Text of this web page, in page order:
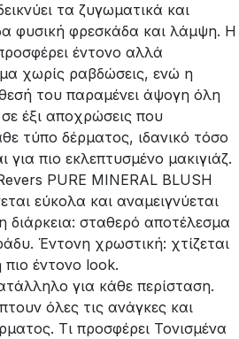
τα ζυγωματικά και
φυσική φρεσκάδα και λάμψη. Η
έντονο αλλά
χωρίς ραβδώσεις, ενώ η
του παραμένει άψογη όλη
έξι αποχρώσεις που
τύπο δέρματος, ιδανικό τόσο
για πιο εκλεπτυσμένο μακιγιάζ.
PURE MINERAL BLUSH
εύκολα και αναμειγνύεται
διάρκεια: σταθερό αποτέλεσμα
Έντονη χρωστική: χτίζεται
έντονο look.
για κάθε περίσταση.
όλες τις ανάγκες και
Τι προσφέρει Τονισμένα